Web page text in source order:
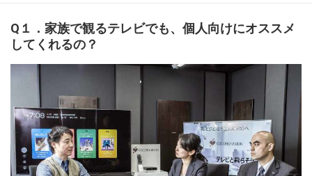
Q１．家族で観るテレビでも、個人向けにオススメ
してくれるの？